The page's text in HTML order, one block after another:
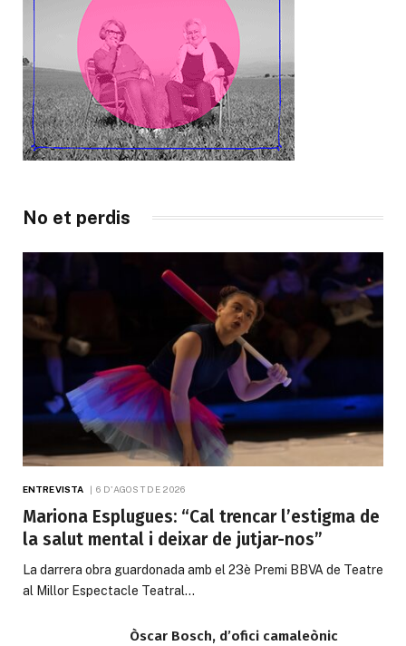
No et perdis
ENTREVISTA 6 D'AGOST DE 2026
Mariona Esplugues: “Cal trencar l’estigma de
la salut mental i deixar de jutjar-nos”
La darrera obra guardonada amb el 23è Premi BBVA de Teatre
al Millor Espectacle Teatral…
Òscar Bosch, d’ofici camaleònic